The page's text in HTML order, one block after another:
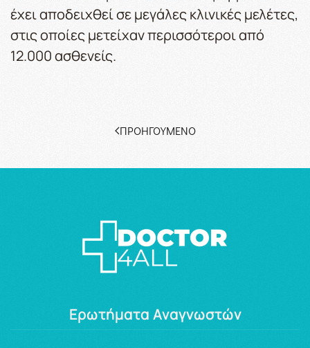
έχει αποδειχθεί σε μεγάλες κλινικές μελέτες,
στις οποίες μετείχαν περισσότεροι από
12.000 ασθενείς.
ΠΡΟΗΓΟΎΜΕΝΟ
Ερωτήματα Αναγνωστών